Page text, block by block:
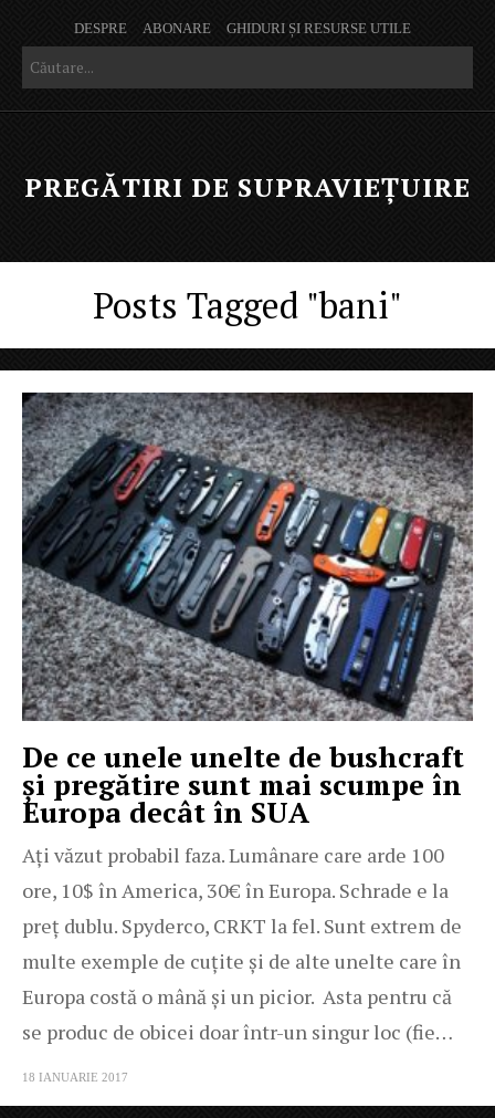
DESPRE ABONARE GHIDURI ȘI RESURSE UTILE
PREGĂTIRI DE SUPRAVIEȚUIRE
Posts Tagged "bani"
De ce unele unelte de bushcraft
și pregătire sunt mai scumpe în
Europa decât în SUA
Ați văzut probabil faza. Lumânare care arde 100
ore, 10$ în America, 30€ în Europa. Schrade e la
preț dublu. Spyderco, CRKT la fel. Sunt extrem de
multe exemple de cuțite și de alte unelte care în
Europa costă o mână și un picior. Asta pentru că
se produc de obicei doar într-un singur loc (fie…
18 IANUARIE 2017